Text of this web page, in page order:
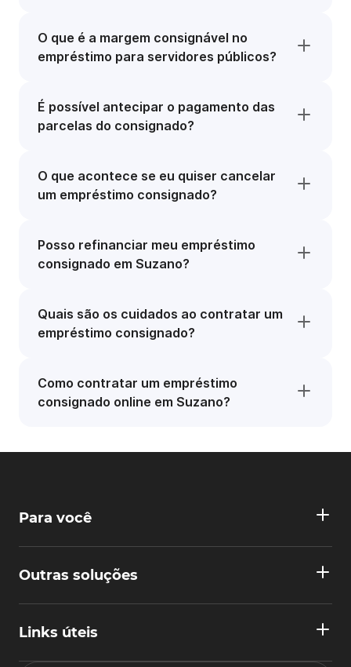
O que é a margem consignável no
empréstimo para servidores públicos?
É possível antecipar o pagamento das
parcelas do consignado?
O que acontece se eu quiser cancelar
um empréstimo consignado?
Posso refinanciar meu empréstimo
consignado em Suzano?
Quais são os cuidados ao contratar um
empréstimo consignado?
Como contratar um empréstimo
consignado online em Suzano?
Para você
Outras soluções
Links úteis